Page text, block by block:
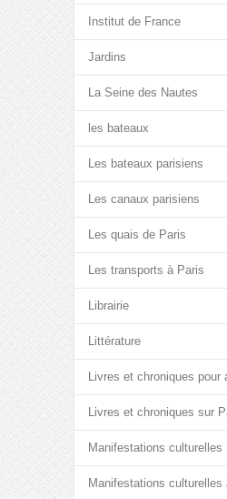
Institut de France
Jardins
La Seine des Nautes
les bateaux
Les bateaux parisiens
Les canaux parisiens
Les quais de Paris
Les transports à Paris
Librairie
Littérature
Livres et chroniques pour
Livres et chroniques sur
Manifestations culturelles
Manifestations